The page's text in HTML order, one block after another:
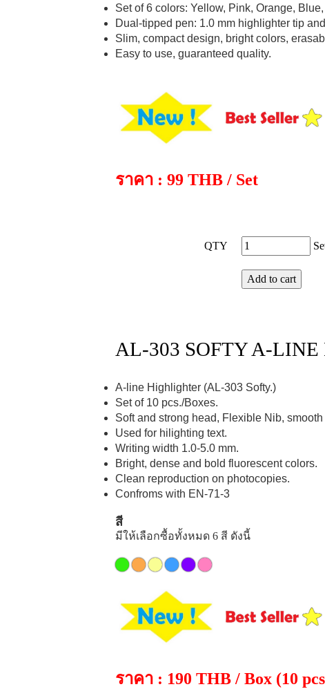
Set of 6 colors: Yellow, Pink, Orange,
Dual-tipped pen: 1.0 mm highlighter tip
Slim, compact design, bright colors,
Easy to use, guaranteed quality.
ราคา : 99 THB / Set
QTY
AL-303 SOFTY A-
A-line Highlighter (AL-303 Softy.)
Set of 10 pcs./Boxes.
Soft and strong head, Flexible Nib,
Used for hilighting text.
Writing width 1.0-5.0 mm.
Bright, dense and bold fluorescent colors.
Clean reproduction on photocopies.
Confroms with EN-71-3
สี
มีให้เลือกซื้อทั้งหมด 6 สี ดังนี้
ราคา : 190 THB / Box (10